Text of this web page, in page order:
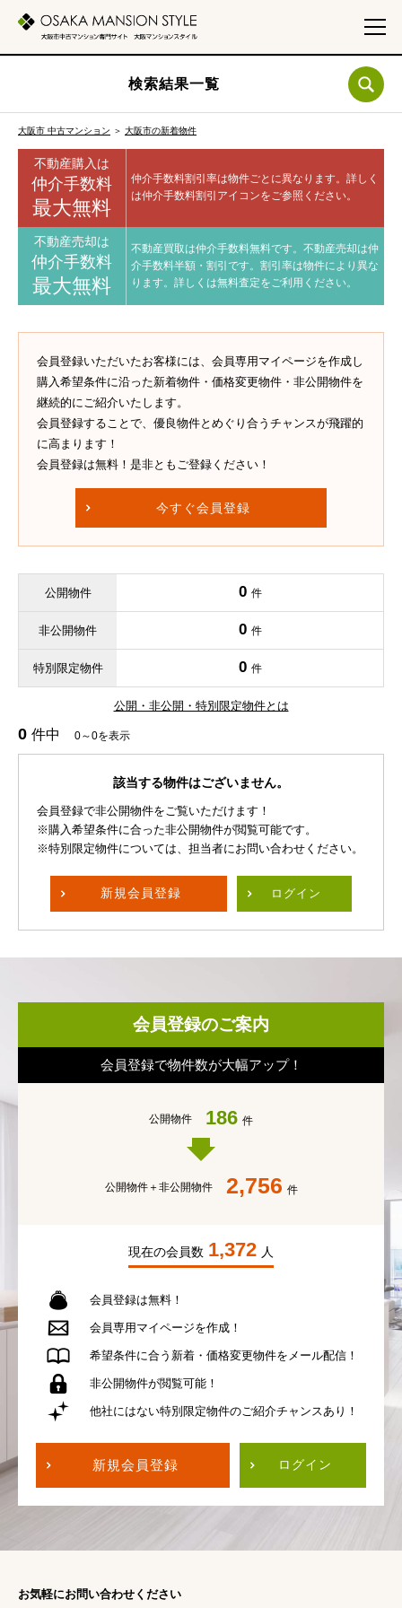
検索結果一覧
大阪市 中古マンション ＞ 大阪市の新着物件
不動産購入は
仲介手数料
最大無料
仲介手数料割引率は物件ごとに異なります。 詳しく
は仲介手数料割引アイコンをご参照ください。
不動産売却は
仲介手数料
最大無料
不動産買取は仲介手数料無料です。 不動産売却は仲
介手数料半額・割引です。 割引率は物件により異な
ります。 詳しくは無料査定をご利用ください。
会員登録いただいたお客様には、会員専用マイページを作成し
購入希望条件に沿った新着物件・価格変更物件・非公開物件を
継続的にご紹介いたします。
会員登録することで、優良物件とめぐり合うチャンスが飛躍的
に高まります！
会員登録は無料！是非ともご登録ください！
今すぐ会員登録
公開物件 0 件
非公開物件 0 件
特別限定物件 0 件
公開・非公開・特別限定物件とは
0 件中 0～0を表示
該当する物件はございません。
会員登録で非公開物件をご覧いただけます！
※購入希望条件に合った非公開物件が閲覧可能です。
※特別限定物件については、担当者にお問い合わせください。
新規会員登録 ログイン
会員登録のご案内
会員登録で物件数が大幅アップ！
公開物件 186 件
公開物件＋非公開物件 2,756 件
現在の会員数 1,372 人
会員登録は無料！
会員専用 マイページを作成！
希望条件に合う 新着・価格変更物件を メール配信！
非公開物件が閲覧可能！
他社にはない特別限定物件のご紹介チャンスあり！
新規会員登録 ログイン
お気軽にお問い合わせください